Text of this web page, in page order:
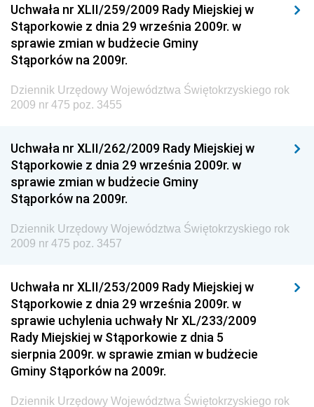
Dziennik Urzędowy Ministerstwa Kultury, Dziedzictwa
Narodowego i Sportu
Dziennik Urzędowy Ministra Finansów, Funduszy i
Dziennik Urzędowy Ministra Rozwoju, Pracy i
Dziennik Urzędowy Ministra Kultury, Dziedzictwa
Narodowego i Sportu
Dziennik Urzędowy Ministra Rodziny i Polityki
Społecznej
Dziennik Urzędowy Komendy Głównej Straży
Granicznej
Drogowego
Dziennik Urzędowy Narodowego Banku Polskiego
Dziennik Urzędowy Komendy Głównej Policji
Dziennik Urzędowy Ministra Pracy i Polityki
Społecznej
Dziennik Urzędowy Ministra Transportu, Budownictwa
Uchwała nr XLII/259/2009 Rady Miejskiej w
Stąporkowie z dnia 29 września 2009r. w
sprawie zmian w budżecie Gminy
Stąporków na 2009r.
Dziennik Urzędowy Województwa Świętokrzyskiego rok
2009 nr 475 poz. 3455
Uchwała nr XLII/262/2009 Rady Miejskiej w
Stąporkowie z dnia 29 września 2009r. w
sprawie zmian w budżecie Gminy
Stąporków na 2009r.
Dziennik Urzędowy Województwa Świętokrzyskiego rok
2009 nr 475 poz. 3457
Uchwała nr XLII/253/2009 Rady Miejskiej w
Stąporkowie z dnia 29 września 2009r. w
sprawie uchylenia uchwały Nr XL/233/2009
Rady Miejskiej w Stąporkowie z dnia 5
sierpnia 2009r. w sprawie zmian w budżecie
Gminy Stąporków na 2009r.
Dziennik Urzędowy Województwa Świętokrzyskiego rok